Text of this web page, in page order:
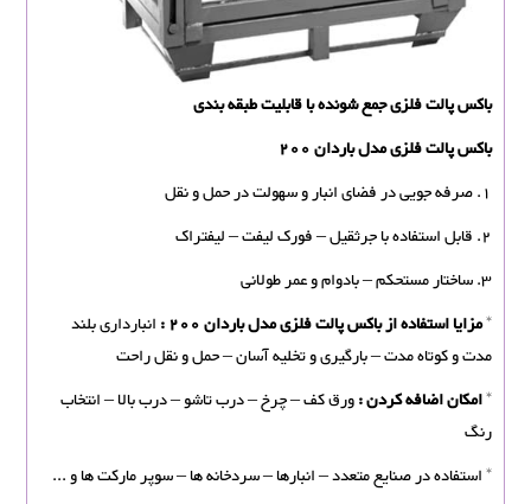
باکس پالت فلزی جمع شونده با قابلیت طبقه بندی
باکس پالت فلزی مدل باردان 200
1. صرفه جویی در فضای انبار و سهولت در حمل و نقل
2. قابل استفاده با جرثقیل – فورک لیفت – لیفتراک
3. ساختار مستحکم – بادوام و عمر طولانی
*مزایا استفاده از باکس پالت فلزی مدل باردان 200 :
انبارداری بلند
مدت و کوتاه مدت – بارگیری و تخلیه آسان – حمل و نقل راحت
*امکان اضافه کردن :ورق کف – چرخ – درب تاشو – درب بالا – انتخاب
رنگ
* استفاده در صنایع متعدد – انبارها – سردخانه ها – سوپر مارکت ها و ...